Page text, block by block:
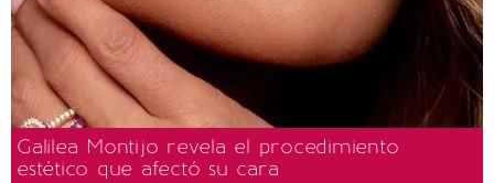
Galilea Montijo revela el procedimiento
estético que afectó su cara